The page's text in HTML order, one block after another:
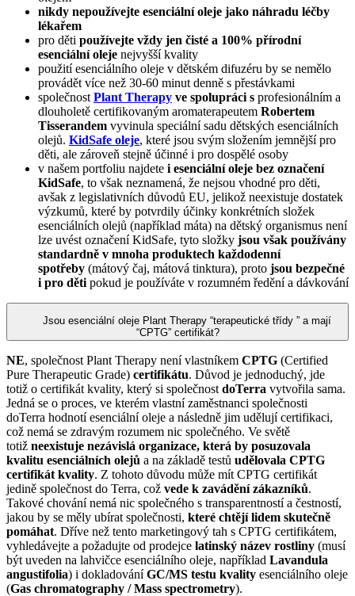
nikdy nepoužívejte esenciální oleje jako náhradu léčby
lékařem
pro děti používejte vždy jen čisté a 100% přírodní
esenciální oleje nejvyšší kvality
použití esenciálního oleje v dětském difuzéru by se nemělo
provádět více než 30-60 minut denně s přestávkami
společnost Plant Therapy ve spolupráci s profesionálním a
dlouholetě certifikovaným aromaterapeutem Robertem
Tisserandem vyvinula speciální sadu dětských esenciálních
olejů. KidSafe oleje, které jsou svým složením jemnější pro
děti, ale zároveň stejně účinné i pro dospělé osoby
v našem portfoliu najdete i esenciální oleje bez označení
KidSafe, to však neznamená, že nejsou vhodné pro děti,
avšak z legislativních důvodů EU, jelikož neexistuje dostatek
výzkumů, které by potvrdily účinky konkrétních složek
esenciálních olejů (například máta) na dětský organismus není
lze uvést označení KidSafe, tyto složky jsou však používány
standardně v mnoha produktech každodenní
spotřeby (mátový čaj, mátová tinktura), proto jsou bezpečné
i pro děti pokud je používáte v rozumném ředění a dávkování
Jsou esenciální oleje Plant Therapy “terapeutické třídy ” a mají
“CPTG” certifikát?
NE, společnost Plant Therapy není vlastníkem CPTG (Certified
Pure Therapeutic Grade) certifikátu. Důvod je jednoduchý, jde
totiž o certifikát kvality, který si společnost doTerra vytvořila sama.
Jedná se o proces, ve kterém vlastní zaměstnanci společnosti
doTerra hodnotí esenciální oleje a následně jim udělují certifikaci,
což nemá se zdravým rozumem nic společného. Ve světě
totiž neexistuje nezávislá organizace, která by posuzovala
kvalitu esenciálních olejů a na základě testů udělovala CPTG
certifikát kvality. Z tohoto důvodu může mít CPTG certifikát
jedině společnost do Terra, což vede k zavádění zákazníků.
Takové chování nemá nic společného s transparentností a čestností,
jakou by se měly ubírat společnosti, které chtějí lidem skutečně
pomáhat. Dříve než tento marketingový tah s CPTG certifikátem,
vyhledávejte a požadujte od prodejce latinský název rostliny (musí
být uveden na lahvičce esenciálního oleje, například Lavandula
angustifolia) i dokladováníGC/MS testu kvality esenciálního oleje
(Gas chromatography / Mass spectrometry).